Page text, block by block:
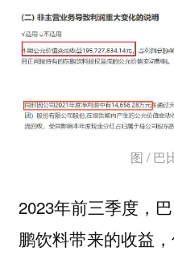
图 / 巴
2023年前三季度，
鹏饮料带来的收益